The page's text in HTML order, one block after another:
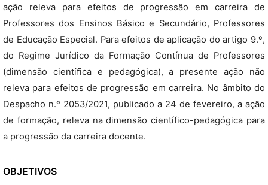
ação releva para efeitos de progressão em carreira de
Professores dos Ensinos Básico e Secundário, Professores
de Educação Especial. Para efeitos de aplicação do artigo 9.º,
do Regime Jurídico da Formação Contínua de Professores
(dimensão científica e pedagógica), a presente ação não
releva para efeitos de progressão em carreira. No âmbito do
Despacho n.º 2053/2021, publicado a 24 de fevereiro, a ação
de formação, releva na dimensão científico-pedagógica para
a progressão da carreira docente.
OBJETIVOS